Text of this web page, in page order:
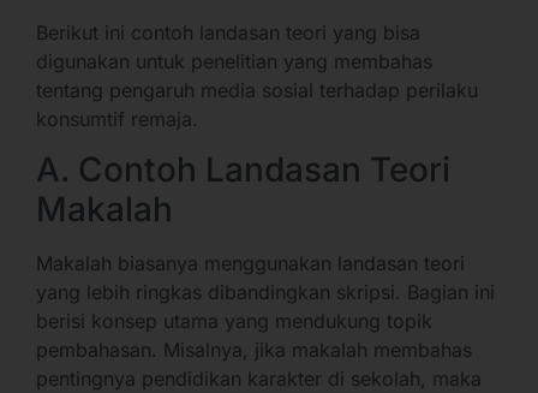
Berikut ini contoh landasan teori yang bisa
digunakan untuk penelitian yang membahas
tentang pengaruh media sosial terhadap perilaku
konsumtif remaja.
A. Contoh Landasan Teori
Makalah
Makalah biasanya menggunakan landasan teori
yang lebih ringkas dibandingkan skripsi. Bagian ini
berisi konsep utama yang mendukung topik
pembahasan. Misalnya, jika makalah membahas
pentingnya pendidikan karakter di sekolah, maka